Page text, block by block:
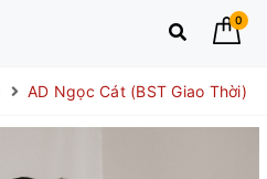
0
AD Ngọc Cát (BST Giao Thời)